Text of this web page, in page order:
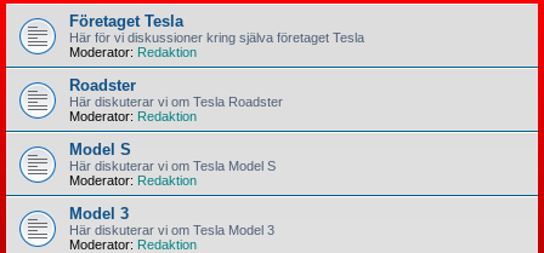
Företaget Tesla
Här för vi diskussioner kring själva företaget Tesla
Moderator: Redaktion
Roadster
Här diskuterar vi om Tesla Roadster
Moderator: Redaktion
Model S
Här diskuterar vi om Tesla Model S
Moderator: Redaktion
Model 3
Här diskuterar vi om Tesla Model 3
Moderator: Redaktion